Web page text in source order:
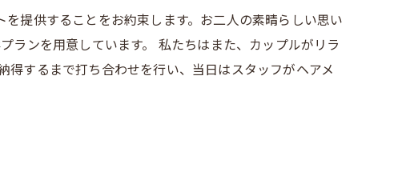
提供することをお約束します。お二人の素晴らしい思い
ランを用意しています。 私たちはまた、カップルがリラ
するまで打ち合わせを行い、当日はスタッフがヘアメ